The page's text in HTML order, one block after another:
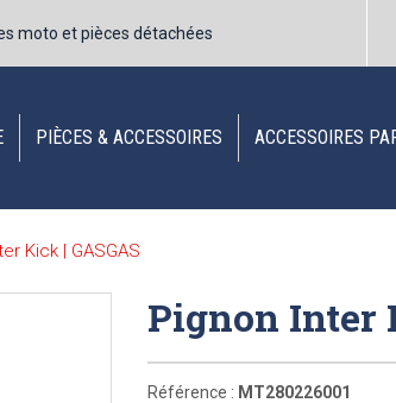
moto et pièces détachées
PIÈCES & ACCESSOIRES ACCESSOIRES
Kick | GASGAS
Pignon Inter
Référence : MT280226001